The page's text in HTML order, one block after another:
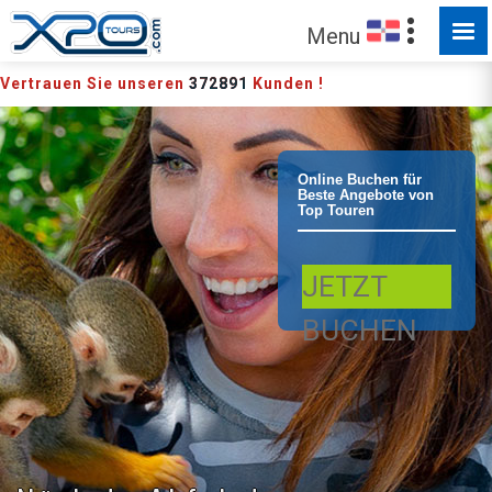
Punta Cana -
Bavaro Buggy
und
Monkeyland-
Menu
Vertrauen Sie unseren 372891 Kunden !
FÜR SIE ZUM ENTDECKEN
Online Buchen für
Beste Angebote von
Top Touren
JETZT
BUCHEN